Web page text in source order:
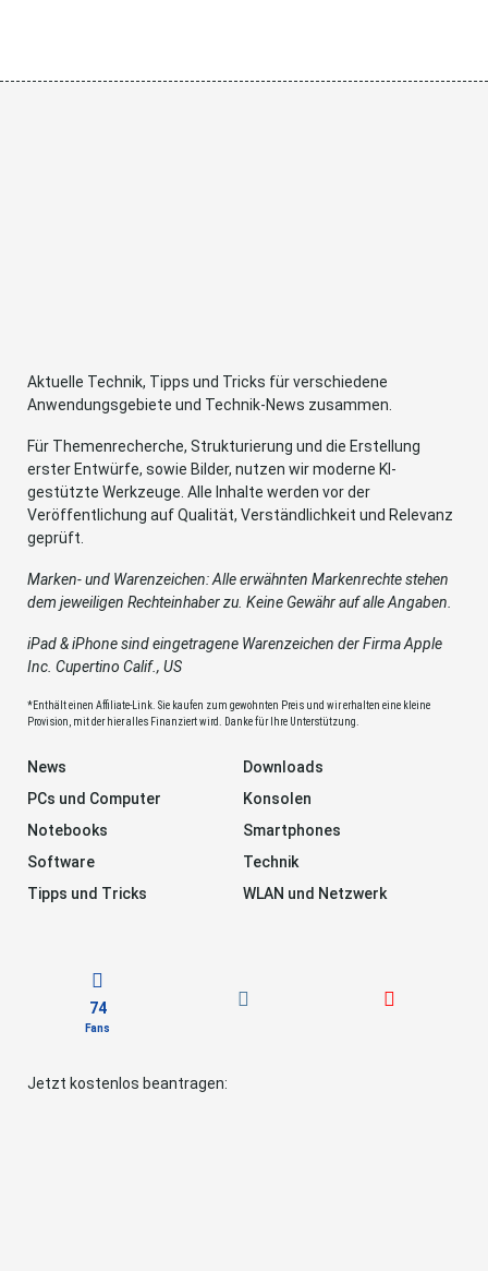
Aktuelle Technik, Tipps und Tricks für verschiedene
Anwendungsgebiete und Technik-News zusammen.
Für Themenrecherche, Strukturierung und die Erstellung
erster Entwürfe, sowie Bilder, nutzen wir moderne KI-
gestützte Werkzeuge. Alle Inhalte werden vor der
Veröffentlichung auf Qualität, Verständlichkeit und Relevanz
geprüft.
Marken- und Warenzeichen: Alle erwähnten Markenrechte stehen
dem jeweiligen Rechteinhaber zu. Keine Gewähr auf alle Angaben.
iPad & iPhone sind eingetragene Warenzeichen der Firma Apple
Inc. Cupertino Calif., US
*Enthält einen Affiliate-Link. Sie kaufen zum gewohnten Preis und wir erhalten eine kleine
Provision, mit der hier alles Finanziert wird. Danke für Ihre Unterstützung.
News
Downloads
PCs und Computer
Konsolen
Notebooks
Smartphones
Software
Technik
Tipps und Tricks
WLAN und Netzwerk
74
Fans
Jetzt kostenlos beantragen: